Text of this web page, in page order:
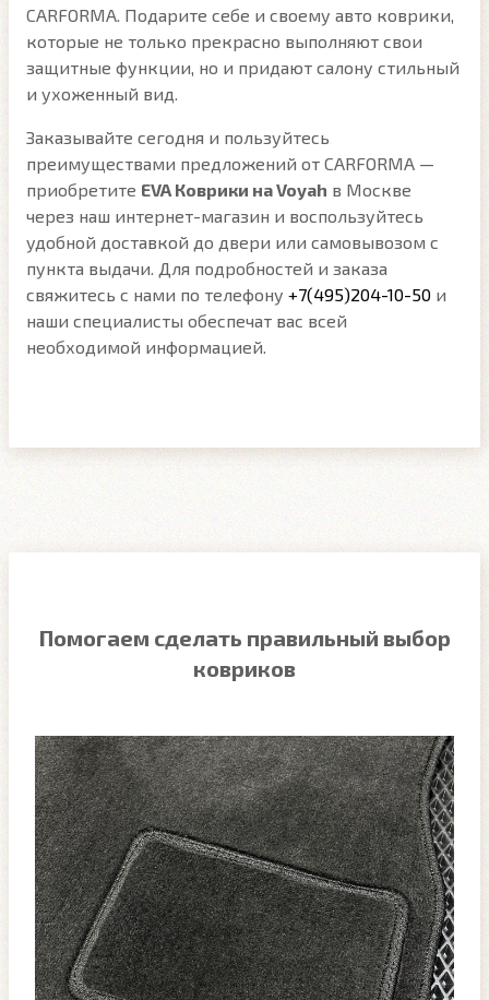
CARFORMA. Подарите себе и своему авто коврики,
которые не только прекрасно выполняют свои
защитные функции, но и придают салону стильный
и ухоженный вид.
Заказывайте сегодня и пользуйтесь
преимуществами предложений от CARFORMA —
приобретите EVA Коврики на Voyah в Москве
через наш интернет-магазин и воспользуйтесь
удобной доставкой до двери или самовывозом с
пункта выдачи. Для подробностей и заказа
свяжитесь с нами по телефону +7(495)204-10-50 и
наши специалисты обеспечат вас всей
необходимой информацией.
Помогаем сделать правильный выбор
ковриков